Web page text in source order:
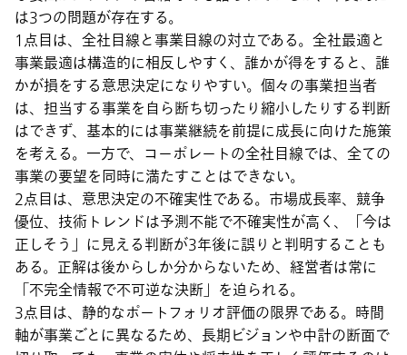
は3つの問題が存在する。
1点目は、全社目線と事業目線の対立である。全社最適と
事業最適は構造的に相反しやすく、誰かが得をすると、誰
かが損をする意思決定になりやすい。個々の事業担当者
は、担当する事業を自ら断ち切ったり縮小したりする判断
はできず、基本的には事業継続を前提に成長に向けた施策
を考える。一方で、コーポレートの全社目線では、全ての
事業の要望を同時に満たすことはできない。
2点目は、意思決定の不確実性である。市場成長率、競争
優位、技術トレンドは予測不能で不確実性が高く、「今は
正しそう」に見える判断が3年後に誤りと判明することも
ある。正解は後からしか分からないため、経営者は常に
「不完全情報で不可逆な決断」を迫られる。
3点目は、静的なポートフォリオ評価の限界である。時間
軸が事業ごとに異なるため、長期ビジョンや中計の断面で